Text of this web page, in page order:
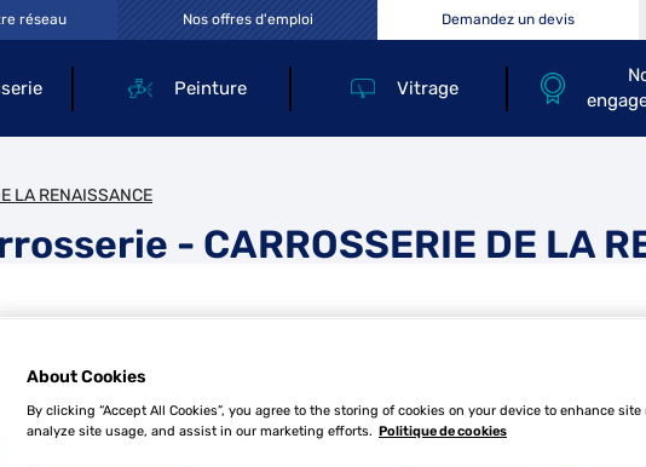
Peinture Vitrage
réseau Nos offres d'emploi Demandez un devis
LA RENAISSANCE
- CARROSSERIE DE LA
About Cookies
By clicking “Accept All Cookies”, you agree to the storing of cookies on your device to enhance
analyze site usage, and assist in our marketing efforts. Politique de cookies